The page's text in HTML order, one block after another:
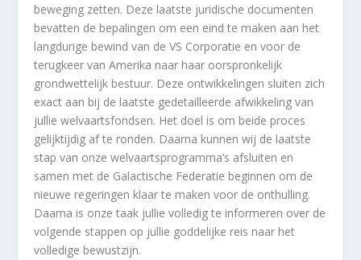
beweging zetten. Deze laatste juridische documenten
bevatten de bepalingen om een eind te maken aan het
langdurige bewind van de VS Corporatie en voor de
terugkeer van Amerika naar haar oorspronkelijk
grondwettelijk bestuur. Deze ontwikkelingen sluiten zich
exact aan bij de laatste gedetailleerde afwikkeling van
jullie welvaartsfondsen. Het doel is om beide proces
gelijktijdig af te ronden. Daarna kunnen wij de laatste
stap van onze welvaartsprogramma’s afsluiten en
samen met de Galactische Federatie beginnen om de
nieuwe regeringen klaar te maken voor de onthulling.
Daarna is onze taak jullie volledig te informeren over de
volgende stappen op jullie goddelijke reis naar het
volledige bewustzijn.